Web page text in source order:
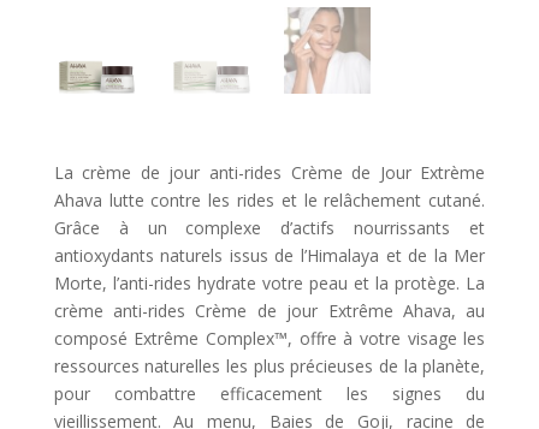
La crème de jour anti-rides Crème de Jour Extrème
Ahava lutte contre les rides et le relâchement cutané.
Grâce à un complexe d’actifs nourrissants et
antioxydants naturels issus de l’Himalaya et de la Mer
Morte, l’anti-rides hydrate votre peau et la protège. La
crème anti-rides Crème de jour Extrême Ahava, au
composé Extrême Complex™, offre à votre visage les
ressources naturelles les plus précieuses de la planète,
pour combattre efficacement les signes du
vieillissement. Au menu, Baies de Goji, racine de